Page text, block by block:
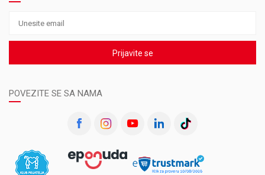
Prijavite se
POVEZITE SE SA NAMA